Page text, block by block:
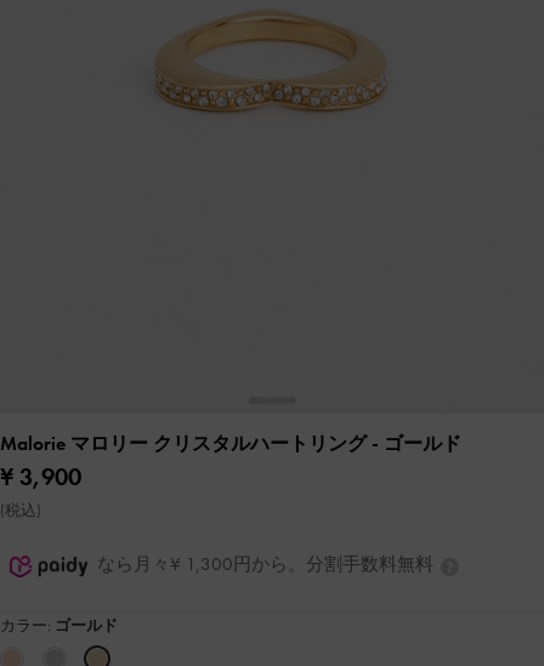
Malorie マロリー クリスタルハートリング- ゴールド
¥ 3,900
(税込)
なら月々¥ 1,300円から。分割手数料無料
カラー: ゴールド